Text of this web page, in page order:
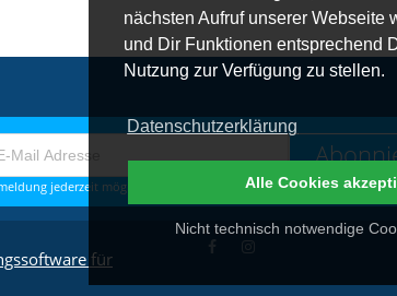
nächsten Aufruf unserer Webseite
und Dir Funktionen entsprechend
Nutzung zur Verfügung zu stellen.
Datenschutzerklärung
Nicht technisch notwendige
Alle Cookies
jederzeit möglich. Weitere Infos zum Datenschutz erhältst Du
für